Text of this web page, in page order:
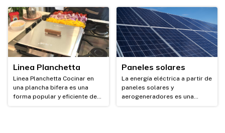
Linea Planchetta
Linea Planchetta Cocinar en
una plancha bifera es una
forma popular y eficiente de
Paneles solares
La energía eléctrica a partir de
paneles solares y
aerogeneradores es una